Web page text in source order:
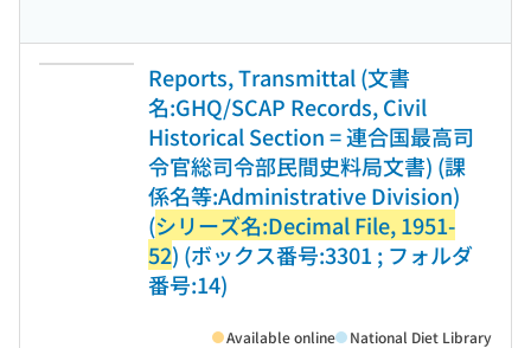
Reports, Transmittal (文書
名:GHQ/SCAP Records, Civil
Historical Section = 連合国最高司
令官総司令部民間史料局文書) (課
係名等:Administrative Division)
(シリーズ名:Decimal File, 1951-
52) (ボックス番号:3301 ; フォルダ
番号:14)
Available online National Diet Library